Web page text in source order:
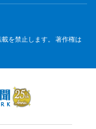
を禁止します。 著作権は